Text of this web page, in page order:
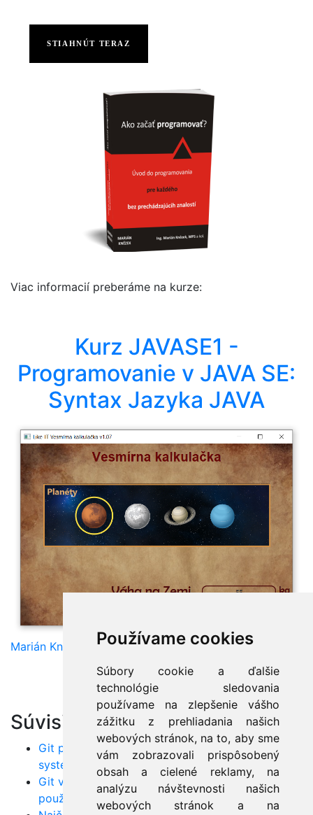
Používame cookies
Súbory cookie a ďalšie
technológie sledovania
používame na zlepšenie vášho
zážitku z prehliadania našich
webových stránok, na to, aby sme
vám zobrazovali prispôsobený
obsah a cielené reklamy, na
analýzu návštevnosti našich
webových stránok a na
STIAHNÚT TERAZ
Viac informacií preberáme na kurze:
Kurz JAVASE1 -
Programovanie v JAVA SE:
Syntax Jazyka JAVA
Marián Knězek
Súvisiace články:
Git pre začiatočníkov: Úvod do verzionovacieho
systému
Git vs. GitHub vs. GitLab: Aký je rozdiel a ako ich
používať spoločne